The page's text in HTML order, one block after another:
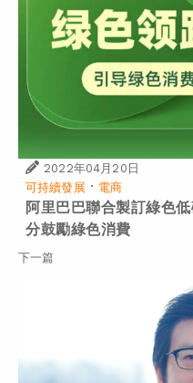
2022年04月20日
可持續發展 · 電商
阿里巴巴聯合製訂綠色
分鼓勵綠色消費
下一篇